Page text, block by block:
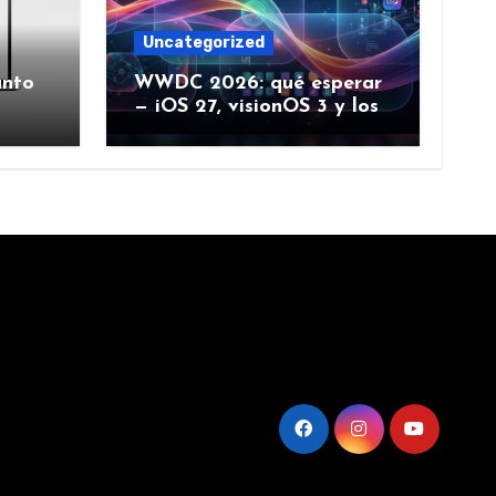
Uncategorized
WWDC 2026: qué esperar
— iOS 27, visionOS 3 y los
rumores creíbles